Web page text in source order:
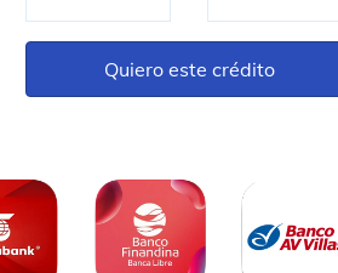
Quiero este crédito